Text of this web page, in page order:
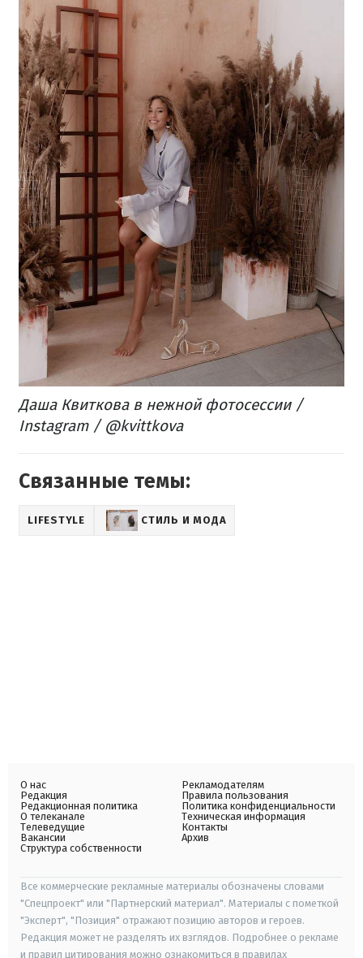
Даша Квиткова в нежной фотосессии /
Instagram / @kvittkova
Связанные темы:
LIFESTYLE СТИЛЬ И МОДА
О нас
Редакция
Редакционная политика
О телеканале
Телеведущие
Вакансии
Структура собственности
Рекламодателям
Правила пользования
Политика конфиденциальности
Техническая информация
Контакты
Архив
Все коммерческие рекламные материалы обозначены словами
"Спецпроект" или "Партнерский материал". Материалы с пометкой
"Эксперт", "Позиция" отражают позицию авторов и героев.
Редакция может не разделять их взглядов. Подробнее о рекламе
и правил цитирования можно ознакомиться в правилах